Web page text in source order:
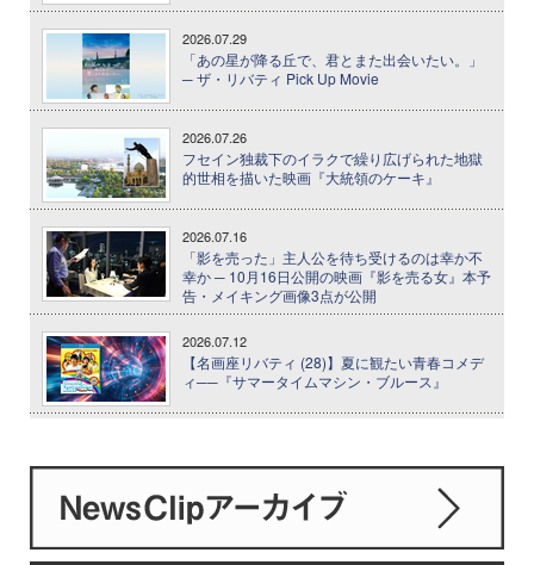
2026.07.29
「あの星が降る丘で、君とまた出会いたい。」
─ ザ・リバティ Pick Up Movie
2026.07.26
フセイン独裁下のイラクで繰り広げられた地獄
的世相を描いた映画『大統領のケーキ』
2026.07.16
「影を売った」主人公を待ち受けるのは幸か不
幸か ─ 10月16日公開の映画『影を売る女』本予
告・メイキング画像3点が公開
2026.07.12
【名画座リバティ (28)】夏に観たい青春コメデ
ィ──『サマータイムマシン・ブルース』